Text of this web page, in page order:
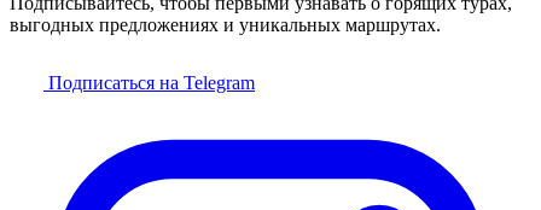
выгодных предложениях и уникальных маршрутах.
Подписаться на Telegram